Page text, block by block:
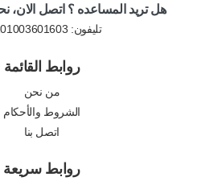
هل تريد المساعده ؟ اتصل الان،
تليفون:
روابط القائمة
من نحن
الشروط والأحكام
اتصل بنا
روابط سريعة